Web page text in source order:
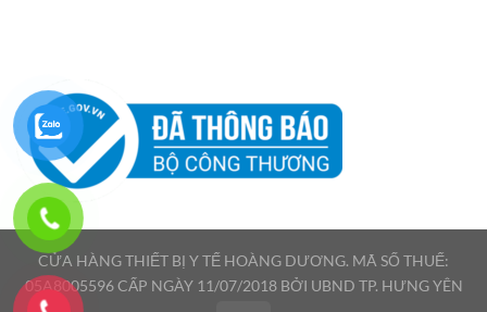
CỬA HÀNG THIẾT BỊ Y TẾ HOÀNG DƯƠNG. MÃ SỐ THUẾ:
05A8005596 CẤP NGÀY 11/07/2018 BỞI UBND TP. HƯNG YÊN